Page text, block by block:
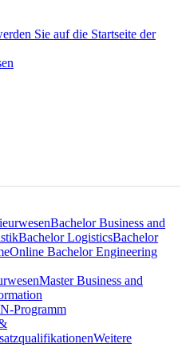
Bachelor Business and
Bachelor LogisticsBachelor
Online Bachelor Engineering
Master Business and
Programm
Weitere